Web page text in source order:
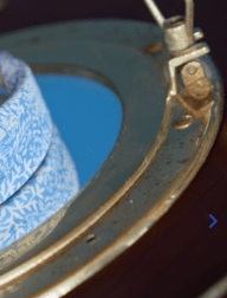
se dégager la vue sans
tête vous accompagnera
des
serres tête pas